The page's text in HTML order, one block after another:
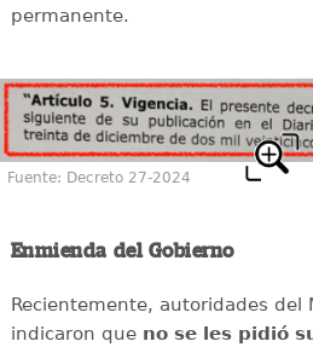
permanente.
Fuente: Decreto 27-2024
Enmienda del Gobierno
Recientemente, autoridades del
indicaron que no se les pidió